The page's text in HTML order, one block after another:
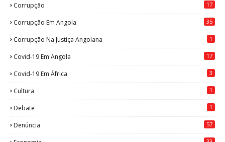
Corrupção 17
Corrupção Em Angola 35
Corrupção Na Justiça Angolana 1
Covid-19 Em Angola 17
Covid-19 Em África 3
Cultura 1
Debate 1
Denúncia 57